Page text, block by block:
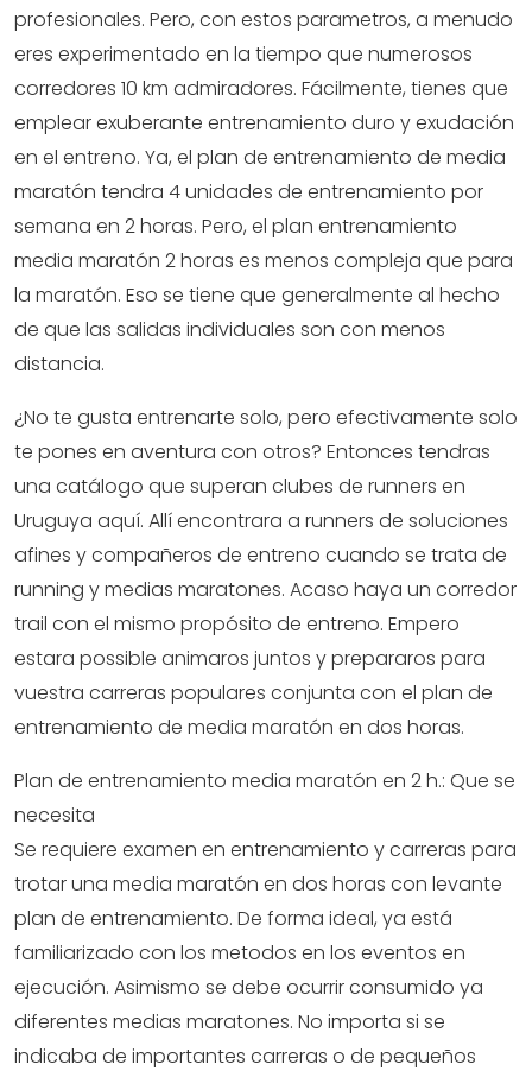
profesionales. Pero, con estos parametros, a menudo
eres experimentado en la tiempo que numerosos
corredores 10 km admiradores. Fácilmente, tienes que
emplear exuberante entrenamiento duro y exudación
en el entreno. Ya, el plan de entrenamiento de media
maratón tendra 4 unidades de entrenamiento por
semana en 2 horas. Pero, el plan entrenamiento
media maratón 2 horas es menos compleja que para
la maratón. Eso se tiene que generalmente al hecho
de que las salidas individuales son con menos
distancia.
¿No te gusta entrenarte solo, pero efectivamente solo
te pones en aventura con otros? Entonces tendras
una catálogo que superan clubes de runners en
Uruguya aquí. Allí encontrara a runners de soluciones
afines y compañeros de entreno cuando se trata de
running y medias maratones. Acaso haya un corredor
trail con el mismo propósito de entreno. Empero
estara possible animaros juntos y prepararos para
vuestra carreras populares conjunta con el plan de
entrenamiento de media maratón en dos horas.
Plan de entrenamiento media maratón en 2 h.: Que se
necesita
Se requiere examen en entrenamiento y carreras para
trotar una media maratón en dos horas con levante
plan de entrenamiento. De forma ideal, ya está
familiarizado con los metodos en los eventos en
ejecución. Asimismo se debe ocurrir consumido ya
diferentes medias maratones. No importa si se
indicaba de importantes carreras o de pequeños